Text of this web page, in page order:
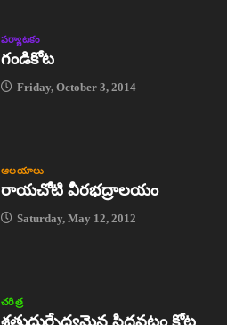
పర్యాటకం
గండికోట
Friday, October 3, 2014
ఆలయాలు
రాయచోటి వీరభద్రాలయం
Saturday, May 12, 2012
చరిత్ర